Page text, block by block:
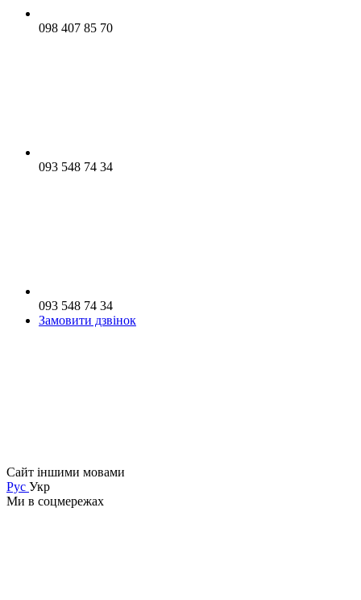
098 407 85 70
093 548 74 34
093 548 74 34
Замовити дзвінок
Сайт іншими мовами
Рус Укр
Ми в соцмережах